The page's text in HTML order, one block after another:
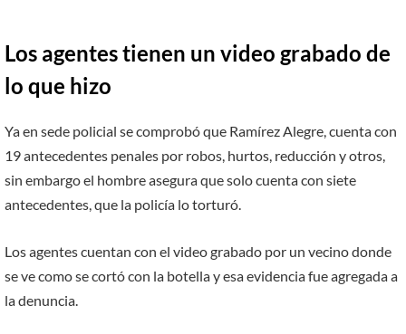
Los agentes tienen un video grabado de
lo que hizo
Ya en sede policial se comprobó que Ramírez Alegre, cuenta con
19 antecedentes penales por robos, hurtos, reducción y otros,
sin embargo el hombre asegura que solo cuenta con siete
antecedentes, que la policía lo torturó.
Los agentes cuentan con el video grabado por un vecino donde
se ve como se cortó con la botella y esa evidencia fue agregada a
la denuncia.